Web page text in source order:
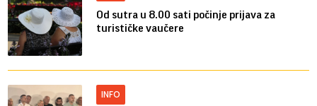
Od sutra u 8.00 sati počinje prijava za
turističke vaučere
INFO